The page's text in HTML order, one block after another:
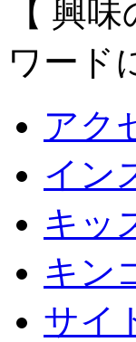
【 興
ワード
アク
イン
キッ
キン
サイ